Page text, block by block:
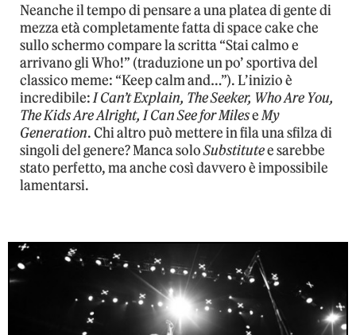
Neanche il tempo di pensare a una platea di gente di
mezza età completamente fatta di space cake che
sullo schermo compare la scritta “Stai calmo e
arrivano gli Who!” (traduzione un po’ sportiva del
classico meme: “Keep calm and…”). L’inizio è
incredibile:I Can’t Explain, The Seeker, Who Are You,
The Kids Are Alright, I Can See for MileseMy
Generation. Chi altro può mettere in fila una sfilza di
singoli del genere? Manca soloSubstitutee sarebbe
stato perfetto, ma anche così davvero è impossibile
lamentarsi.